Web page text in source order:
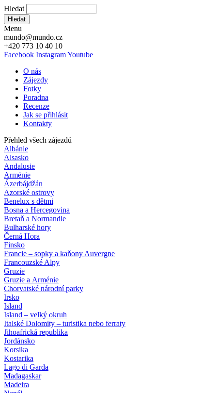
Hledat
Hledat
Menu
mundo@mundo.cz
+420 773 10 40 10
Facebook InstagramYoutube
O nás
Zájezdy
Fotky
Poradna
Recenze
Jak se přihlásit
Kontakty
Přehled všech zájezdů
Albánie
Alsasko
Andalusie
Arménie
Ázerbájdžán
Azorské ostrovy
Benelux s dětmi
Bosna a Hercegovina
Bretaň a Normandie
Bulharské hory
Černá Hora
Finsko
Francie – sopky a kaňony Auvergne
Francouzské Alpy
Gruzie
Gruzie a Arménie
Chorvatské národní parky
Irsko
Island
Island – velký okruh
Italské Dolomity – turistika nebo ferraty
Jihoafrická republika
Jordánsko
Korsika
Kostarika
Lago di Garda
Madagaskar
Madeira